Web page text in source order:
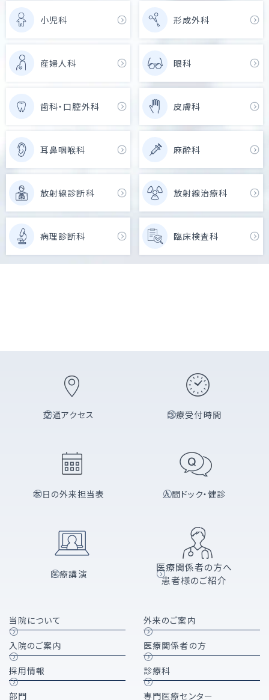
小児科 形成外科
産婦人科 眼科
歯科・口腔外科 皮膚科
耳鼻咽喉科 麻酔科
放射線診断科 放射線治療科
病理診断科 臨床検査科
交通アクセス 診療受付時間
本日の外来担当表 人間ドック・健診
医療講演
医療関係者の方へ
患者様のご紹介
当院について 外来のご案内
入院のご案内 医療関係者の方
採用情報 診療科
部門 専門医療センター